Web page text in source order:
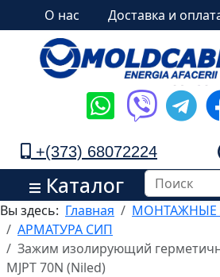
О нас Доставка и
+(373) 68072224
Каталог
Вы здесь: Главная
МОНТАЖНЫЕ
АРМАТУРА СИП
Зажим изолирующий
MJPT 70N (Niled)